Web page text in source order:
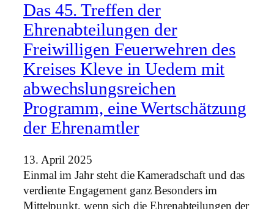
Das 45. Treffen der
Ehrenabteilungen der
Freiwilligen Feuerwehren des
Kreises Kleve in Uedem mit
abwechslungsreichen
Programm, eine Wertschätzung
der Ehrenamtler
13. April 2025
Einmal im Jahr steht die Kameradschaft und das
verdiente Engagement ganz Besonders im
Mittelpunkt, wenn sich die Ehrenabteilungen der